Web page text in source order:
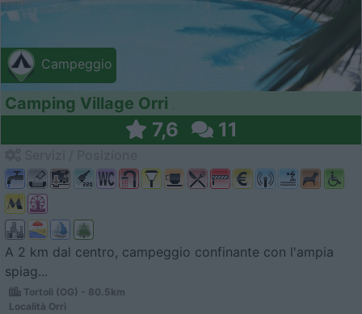
Campeggio
Camping Village Orri
7,6 11
A 2 km dal centro, campeggio confinante con l'ampia
spiag...
Tortolì (OG) - 80.5km
Località Orrì